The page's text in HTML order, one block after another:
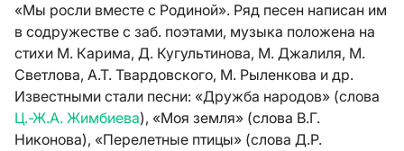
«Мы росли вместе с Родиной». Ряд песен написан им
в содружестве с заб. поэтами, музыка положена на
стихи М. Карима, Д. Кугультинова, М. Джалиля, М.
Светлова, А.Т. Твардовского, М. Рыленкова и др.
Известными стали песни: «Дружба народов» (слова
Ц.-Ж.А. Жимбиева), «Моя земля» (слова В.Г.
Никонова), «Перелетные птицы» (слова Д.Р.